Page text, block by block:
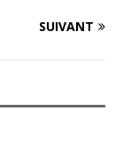
SUIVANT